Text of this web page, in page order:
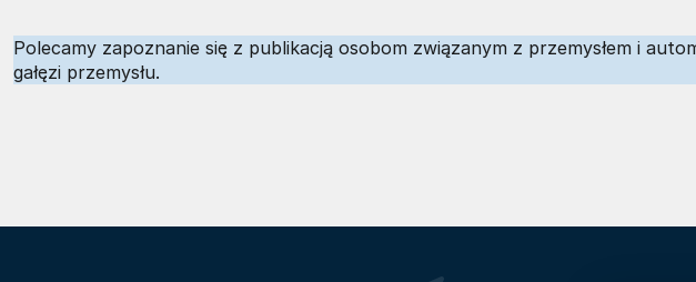
Polecamy zapoznanie się z publikacją osobom związanym z przemysłem i
gałęzi przemysłu.